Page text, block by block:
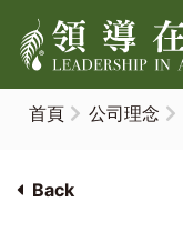
首頁 公司理念
Back